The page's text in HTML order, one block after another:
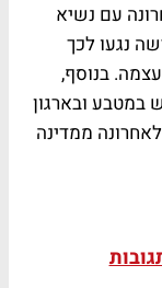
עם נשיא
נגעו לכך
בנוסף,
במטבע ובארגון
ממדינה